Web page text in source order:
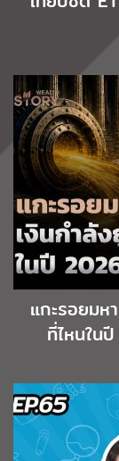
แกะรอยมห
ที่ไหนใน